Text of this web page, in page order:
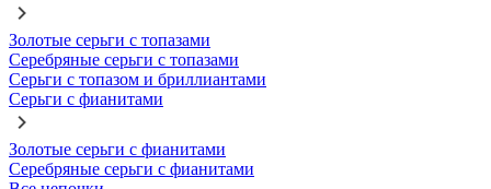
Золотые серьги с топазами
Серебряные серьги с топазами
Серьги с топазом и бриллиантами
Серьги с фианитами
Золотые серьги с фианитами
Серебряные серьги с фианитами